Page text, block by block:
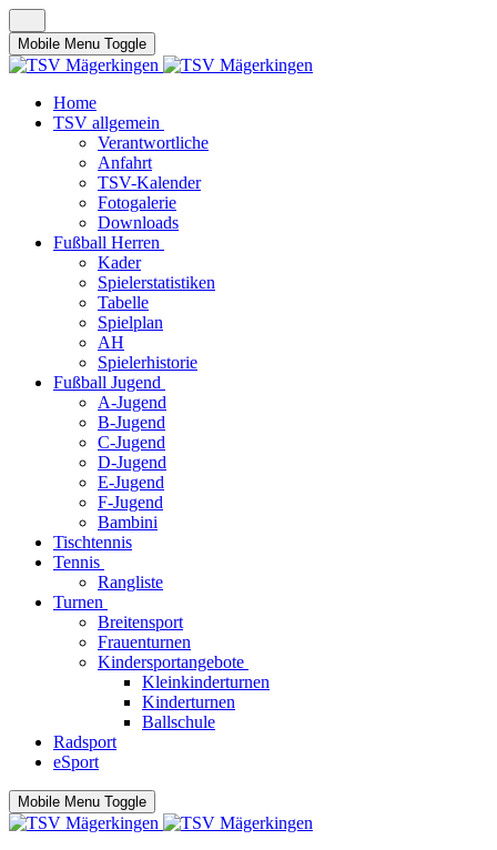
Mobile Menu Toggle
Home
TSV allgemein
Verantwortliche
Anfahrt
TSV-Kalender
Fotogalerie
Downloads
Fußball Herren
Kader
Spielerstatistiken
Tabelle
Spielplan
AH
Spielerhistorie
Fußball Jugend
A-Jugend
B-Jugend
C-Jugend
D-Jugend
E-Jugend
F-Jugend
Bambini
Tischtennis
Tennis
Rangliste
Turnen
Breitensport
Frauenturnen
Kindersportangebote
Kleinkinderturnen
Kinderturnen
Ballschule
Radsport
eSport
Mobile Menu Toggle